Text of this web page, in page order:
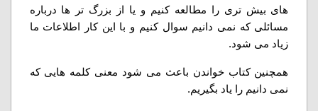
های بیش تری را مطالعه کنیم و یا از بزرگ تر ها درباره
مسائلی که نمی دانیم سوال کنیم و با این کار اطلاعات ما
زیاد می شود.
همچنین کتاب خواندن باعث می شود معنی کلمه هایی که
نمی دانیم را یاد بگیریم.